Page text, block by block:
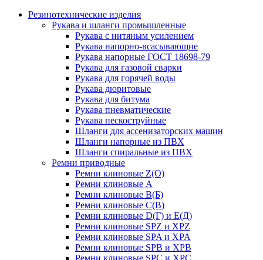
Резинотехнические изделия
Рукава и шланги промышленные
Рукава с нитяным усилением
Рукава напорно-всасывающие
Рукава напорные ГОСТ 18698-79
Рукава для газовой сварки
Рукава для горячей воды
Рукава дюритовые
Рукава для битума
Рукава пневматические
Рукава пескоструйные
Шланги для ассенизаторских машин
Шланги напорные из ПВХ
Шланги спиральные из ПВХ
Ремни приводные
Ремни клиновые Z(О)
Ремни клиновые А
Ремни клиновые В(Б)
Ремни клиновые С(В)
Ремни клиновые D(Г) и Е(Д)
Ремни клиновые SPZ и XPZ
Ремни клиновые SPA и XPA
Ремни клиновые SPB и XPB
Ремни клиновые SPC и XPC